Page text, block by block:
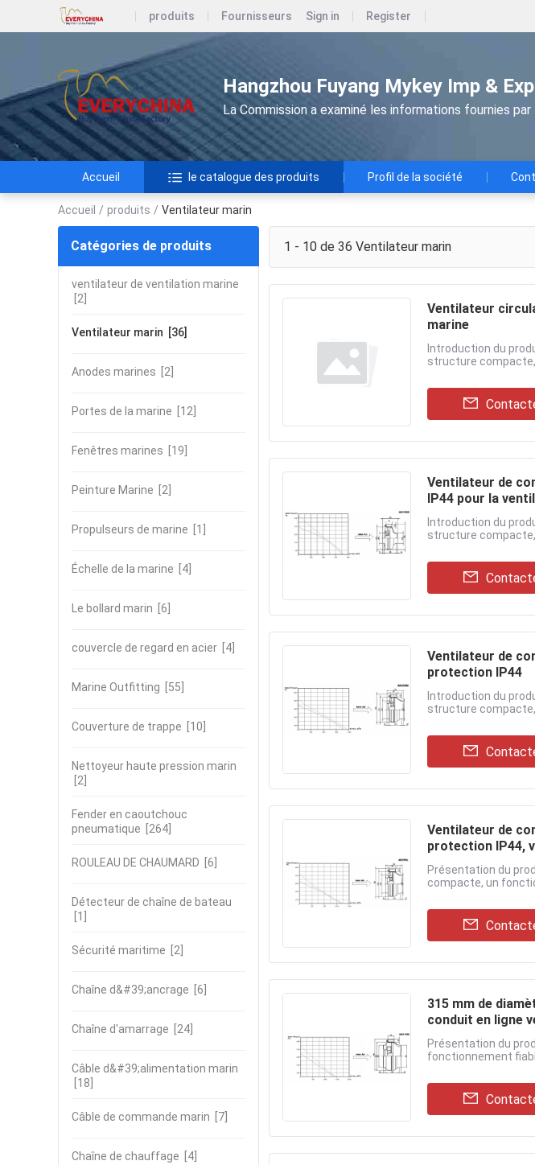
produits Fournisseurs Sign in Register
Hangzhou Fuyang Mykey Imp &
La Commission a examiné les informations fournies
Accueil le catalogue des produits Profil de la société
Accueil / produits / Ventilateur marin
Catégories de produits
ventilateur de ventilation marine
[2]
Ventilateur marin [36]
Anodes marines [2]
Portes de la marine [12]
Fenêtres marines [19]
Peinture Marine [2]
Propulseurs de marine [1]
Échelle de la marine [4]
Le bollard marin [6]
couvercle de regard en acier [4]
Marine Outfitting [55]
Couverture de trappe [10]
Nettoyeur haute pression marin
[2]
Fender en caoutchouc
pneumatique [264]
ROULEAU DE CHAUMARD [6]
Détecteur de chaîne de bateau
[1]
Sécurité maritime [2]
Chaîne d&#39;ancrage [6]
Chaîne d'amarrage [24]
Câble d&#39;alimentation marin
[18]
Câble de commande marin [7]
Chaîne de chauffage [4]
1 - 10 de 36 Ventilateur marin
Ventilateur
marine
Introduction du
structure
Ventilateur de
IP44 pour la
Introduction du
structure
Ventilateur de
protection IP44
Introduction du
structure
Ventilateur de
protection IP44,
Présentation du
compacte, un
315 mm de
conduit en ligne
Présentation du
fonctionnement